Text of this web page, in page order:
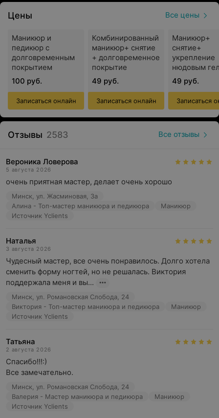
Цены Все цены
Маникюр и
педикюр с
долговременным
покрытием
100 руб.
Записаться онлайн
Комбинированный
маникюр+ снятие
+ долговременное
покрытие
49 руб.
Записаться онлайн
Маникюр+
снятие+
укрепление
нюдовым
49 руб.
Записаться
Отзывы 2583 Все отзывы
Вероника Ловерова
5 августа 2026
очень приятная мастер, делает очень хорошо
Минск, ул. Жасминовая, 3а
Алина - Топ-мастер маникюра и педикюра
Маникюр
Источник Yclients
Наталья
3 августа 2026
Чудесный мастер, все очень понравилось. Долго хотела
сменить форму ногтей, но не решалась. Виктория
поддержала меня и вы...
Минск, ул. Романовская Слобода, 24
Виктория - Топ-мастер маникюра и педикюра
Маникюр
Источник Yclients
Татьяна
2 августа 2026
Спасибо!!!:)
Все замечательно.
Минск, ул. Романовская Слобода, 24
Валерия - Мастер маникюра и педикюра
Маникюр
Источник Yclients